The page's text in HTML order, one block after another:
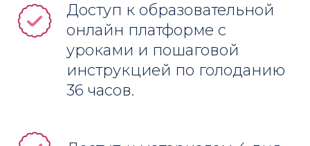
Доступ к образовательной
онлайн платформе с
уроками и пошаговой
инструкцией по голоданию
36 часов.